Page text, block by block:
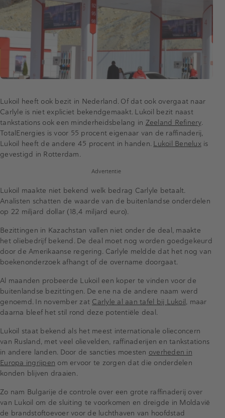
Lukoil heeft ook bezit in Nederland. Of dat ook overgaat naar
Carlyle is niet expliciet bekendgemaakt. Lukoil bezit naast
tankstations ook een minderheidsbelang in Zeeland Refinery.
TotalEnergies is voor 55 procent eigenaar van de raffinaderij,
Lukoil heeft de andere 45 procent in handen. Lukoil Beneluxis
gevestigd in Rotterdam.
Advertentie
Lukoil maakte niet bekend welk bedrag Carlyle betaalt.
Analisten schatten de waarde van de buitenlandse onderdelen
op 22 miljard dollar (18,4 miljard euro).
Bezittingen in Kazachstan vallen niet onder de deal, maakte
het oliebedrijf bekend. De deal moet nog worden goedgekeurd
door de Amerikaanse regering. Carlyle meldde dat het nog van
boekenonderzoek afhangt of de overname doorgaat.
Al maanden probeerde Lukoil een koper te vinden voor de
buitenlandse bezittingen. De ene na de andere naam werd
genoemd. In november zat Carlyle al aan tafel bij Lukoil, maar
daarna bleef het stil rond deze potentiële deal.
Lukoil staat bekend als het meest internationale olieconcern
van Rusland, met veel olievelden, raffinaderijen en tankstations
in andere landen. Door de sancties moesten overheden in
Europa ingrijpen om ervoor te zorgen dat die onderdelen
konden blijven draaien.
Zo nam Bulgarije de controle over een grote raffinaderij over
van Lukoil om de sluiting te voorkomen en dreigde in Moldavië
de brandstoftoevoer voor de luchthaven van hoofdstad